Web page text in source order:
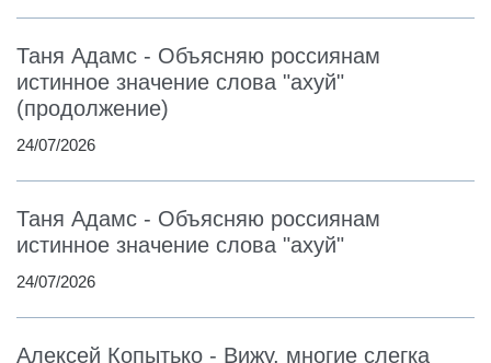
Таня Адамс - Объясняю россиянам
истинное значение слова "ахуй"
(продолжение)
24/07/2026
Таня Адамс - Объясняю россиянам
истинное значение слова "ахуй"
24/07/2026
Алексей Копытько - Вижу, многие слегка